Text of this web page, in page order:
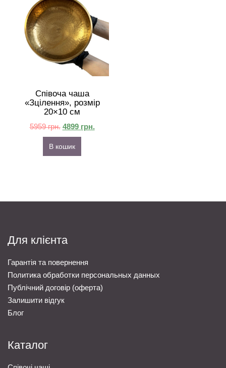
Співоча чаша
«Зцілення», розмір
20×10 см
5959грн. 4899 грн.
В кошик
Для клієнта
Гарантія та повернення
Политика обработки персональных данных
Публічний договір (оферта)
Залишити відгук
Блог
Каталог